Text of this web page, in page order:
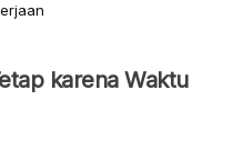
karena Waktu